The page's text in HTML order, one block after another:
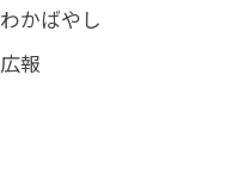
わかばやし
広報